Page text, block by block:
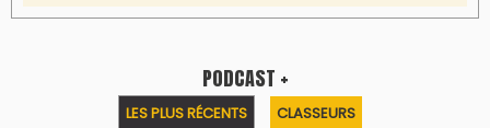
PODCAST +
LES PLUS RÉCENTS CLASSEURS